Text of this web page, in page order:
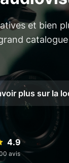
et bien
plus sur la
4.9
avis